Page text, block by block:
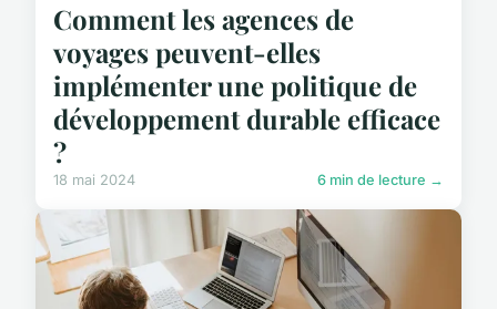
Comment les agences de
voyages peuvent-elles
implémenter une politique de
développement durable efficace
?
18 mai 2024 6 min de lecture →